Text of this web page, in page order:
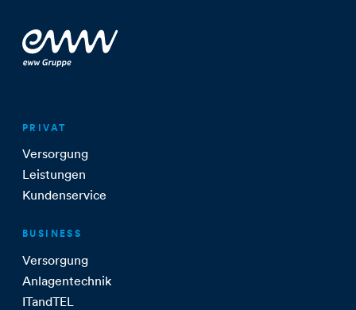
PRIVAT
Versorgung
Leistungen
Kundenservice
BUSINESS
Versorgung
Anlagentechnik
ITandTEL